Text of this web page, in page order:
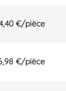
€/pièce
€/pièce